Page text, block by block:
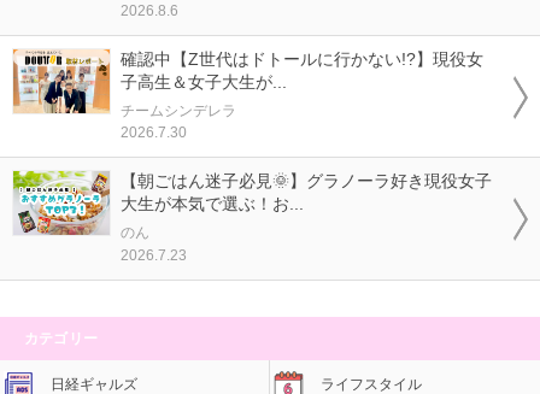
2026.8.6
確認中【Z世代はドトールに行かない!?】現役女
子高生＆女子大生が...
チームシンデレラ
2026.7.30
【朝ごはん迷子必見🌞】グラノーラ好き現役女子
大生が本気で選ぶ！お...
のん
2026.7.23
カテゴリー
日経ギャルズ ライフスタイル